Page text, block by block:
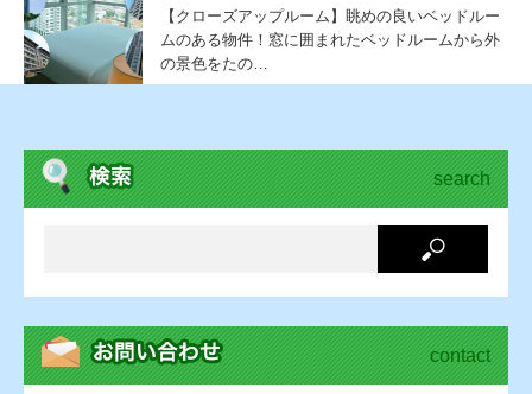
【クローズアップルーム】眺めの良いベッドルー
ムのある物件！窓に囲まれたベッドルームから外
の景色をたの…
search
contact